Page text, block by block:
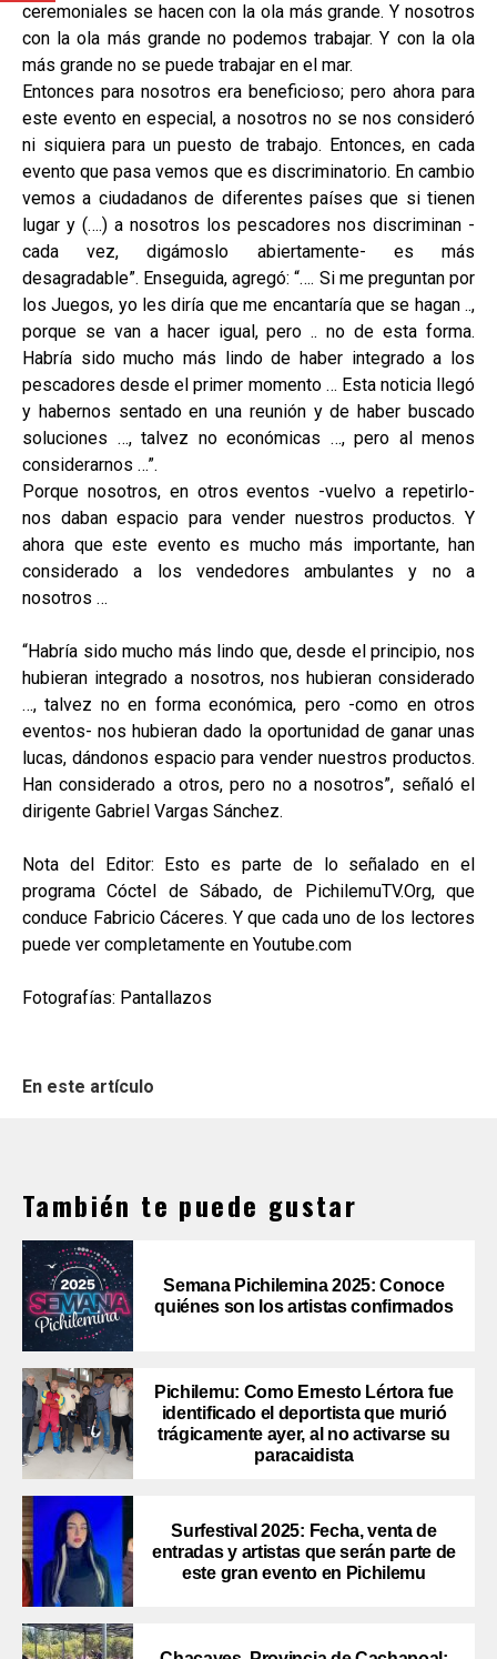
ceremoniales se hacen con la ola más grande. Y nosotros
con la ola más grande no podemos trabajar. Y con la ola
más grande no se puede trabajar en el mar.
Entonces para nosotros era beneficioso; pero ahora para
este evento en especial, a nosotros no se nos consideró
ni siquiera para un puesto de trabajo. Entonces, en cada
evento que pasa vemos que es discriminatorio. En cambio
vemos a ciudadanos de diferentes países que si tienen
lugar y (….) a nosotros los pescadores nos discriminan -
cada vez, digámoslo abiertamente- es más
desagradable”. Enseguida, agregó: “…. Si me preguntan por
los Juegos, yo les diría que me encantaría que se hagan ..,
porque se van a hacer igual, pero .. no de esta forma.
Habría sido mucho más lindo de haber integrado a los
pescadores desde el primer momento … Esta noticia llegó
y habernos sentado en una reunión y de haber buscado
soluciones …, talvez no económicas …, pero al menos
considerarnos …”.
Porque nosotros, en otros eventos -vuelvo a repetirlo-
nos daban espacio para vender nuestros productos. Y
ahora que este evento es mucho más importante, han
considerado a los vendedores ambulantes y no a
nosotros …
“Habría sido mucho más lindo que, desde el principio, nos
hubieran integrado a nosotros, nos hubieran considerado
…, talvez no en forma económica, pero -como en otros
eventos- nos hubieran dado la oportunidad de ganar unas
lucas, dándonos espacio para vender nuestros productos.
Han considerado a otros, pero no a nosotros”, señaló el
dirigente Gabriel Vargas Sánchez.
Nota del Editor: Esto es parte de lo señalado en el
programa Cóctel de Sábado, de PichilemuTV.Org, que
conduce Fabricio Cáceres. Y que cada uno de los lectores
puede ver completamente en Youtube.com
Fotografías: Pantallazos
En este artículo
También te puede gustar
Semana Pichilemina 2025: Conoce
quiénes son los artistas confirmados
Pichilemu: Como Ernesto Lértora fue
identificado el deportista que murió
trágicamente ayer, al no activarse su
paracaidista
Surfestival 2025: Fecha, venta de
entradas y artistas que serán parte de
este gran evento en Pichilemu